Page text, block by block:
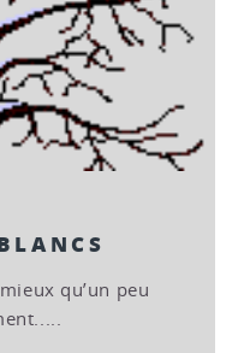
qu’un peu